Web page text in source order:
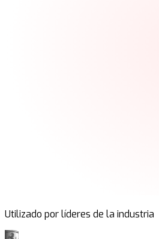
Utilizado por líderes de la industria